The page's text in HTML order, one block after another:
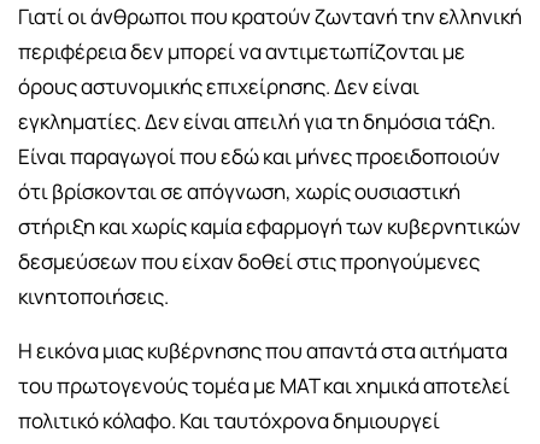
Γιατί οι άνθρωποι που κρατούν ζωντανή την ελληνική
περιφέρεια δεν μπορεί να αντιμετωπίζονται με
όρους αστυνομικής επιχείρησης. Δεν είναι
εγκληματίες. Δεν είναι απειλή για τη δημόσια τάξη.
Είναι παραγωγοί που εδώ και μήνες προειδοποιούν
ότι βρίσκονται σε απόγνωση, χωρίς ουσιαστική
στήριξη και χωρίς καμία εφαρμογή των κυβερνητικών
δεσμεύσεων που είχαν δοθεί στις προηγούμενες
κινητοποιήσεις.
Η εικόνα μιας κυβέρνησης που απαντά στα αιτήματα
του πρωτογενούς τομέα με ΜΑΤ και χημικά αποτελεί
πολιτικό κόλαφο. Και ταυτόχρονα δημιουργεί